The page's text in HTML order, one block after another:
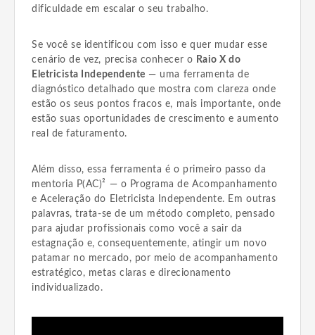
dificuldade em escalar o seu trabalho.
Se você se identificou com isso e quer mudar esse
cenário de vez, precisa conhecer o Raio X do
Eletricista Independente — uma ferramenta de
diagnóstico detalhado que mostra com clareza onde
estão os seus pontos fracos e, mais importante, onde
estão suas oportunidades de crescimento e aumento
real de faturamento.
Além disso, essa ferramenta é o primeiro passo da
mentoria P(AC)² — o Programa de Acompanhamento
e Aceleração do Eletricista Independente. Em outras
palavras, trata-se de um método completo, pensado
para ajudar profissionais como você a sair da
estagnação e, consequentemente, atingir um novo
patamar no mercado, por meio de acompanhamento
estratégico, metas claras e direcionamento
individualizado.